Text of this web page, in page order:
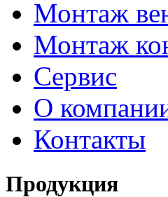
Монтаж
Монтаж
Сервис
О
Контакты
Продукция